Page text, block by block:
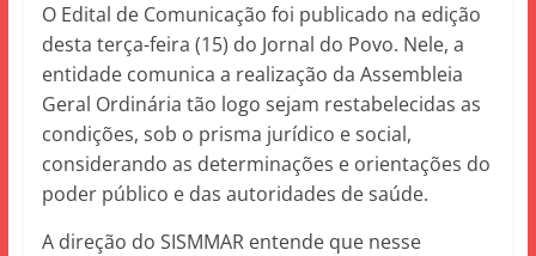
O Edital de Comunicação foi publicado na edição
desta terça-feira (15) do Jornal do Povo. Nele, a
entidade comunica a realização da Assembleia
Geral Ordinária tão logo sejam restabelecidas as
condições, sob o prisma jurídico e social,
considerando as determinações e orientações do
poder público e das autoridades de saúde.
A direção do SISMMAR entende que nesse